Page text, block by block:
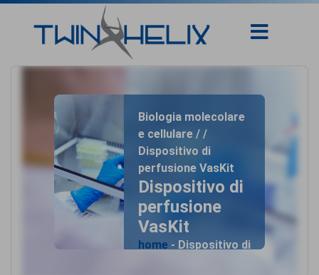
Biologia molecolare
e cellulare / /
Dispositivo di
perfusione VasKit
Dispositivo di
perfusione
VasKit
home - Dispositivo di